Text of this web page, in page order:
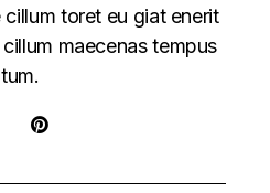
toret eu giat enerit
maecenas tempus